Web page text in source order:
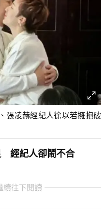
張凌赫經紀人徐以若擁抱破
經紀人卻鬧不合
續往下閱讀